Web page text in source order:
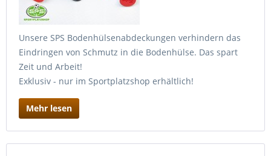
Unsere SPS Bodenhülsenabdeckungen verhindern das
Eindringen von Schmutz in die Bodenhülse. Das spart
Zeit und Arbeit!
Exklusiv - nur im Sportplatzshop erhältlich!
Mehr lesen